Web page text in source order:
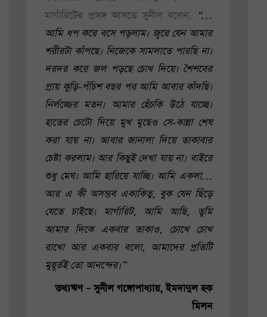
মার্গারিটের প্রসঙ্গ আসতে সুনীল বলেন,
“…
আমি ধপ করে বসে পড়লাম। জ্বরে যেন আমার
শরীরটা কাঁপছে। নিজেকে সামলাতে পারছি না।
দরদর করে জল পড়ছে চোখ দিয়ে। শৈশবের
প্রায় কুড়ি-পঁচিশ বছর পর আমি আবার কাঁদছি।
নির্লজ্জের মতন। আমার হেঁচকি উঠে যাচ্ছে।
হাতের চেটো দিয়ে মুখ মুছেও সে-কান্না শেষ
করা যায় না। আবার জানালা দিয়ে তাকাবার
চেষ্টা করলাম। আর কিছুই দেখা যায় না। বাইরে
শুধু মেঘ। আমি হারিয়ে যাচ্ছি। আমি একলা…
আর এ কী অসম্ভব একাকিত্ব, বুক যেন ছিঁড়ে
যেতে চাইছে। মার্গারিট, আমি আছি, তুমি
আমার দিকে একবার তাকাও, চোখে চোখ
রাখো আর একবার বলো, আমাদের প্রতিটি
মুহূর্তই তো আনন্দের।”
তথ্যঋণ – সুনীল গঙ্গোপাধ্যায়, ইমদাদুল হক
মিলন